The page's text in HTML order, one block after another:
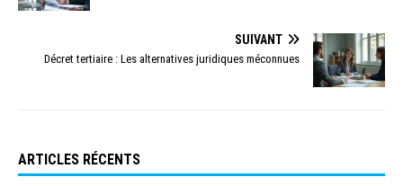
SUIVANT
Décret tertiaire : Les alternatives juridiques méconnues
ARTICLES RÉCENTS